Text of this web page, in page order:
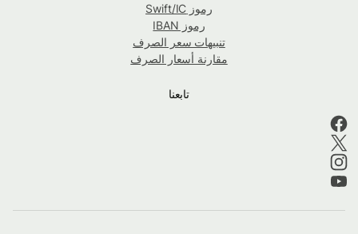
رموز Swift/IC
رموز IBAN
تنبيهات سعر الصرف
مقارنة أسعار الصرف
تابعنا